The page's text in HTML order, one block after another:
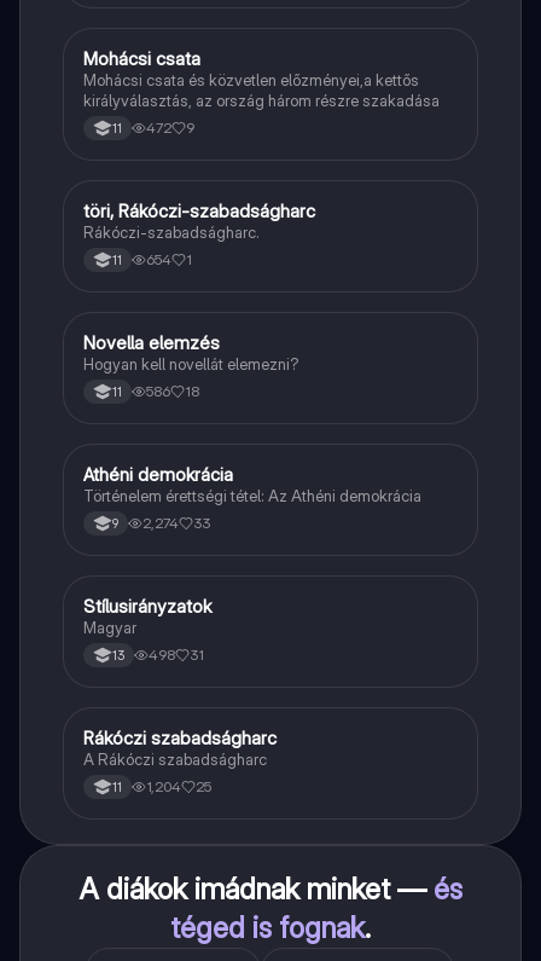
Töri
Mohácsi csata
Mohácsi csata és közvetlen előzményei,a kettős
királyválasztás, az ország három részre szakadása
11 472 9
Töri
töri, Rákóczi-szabadságharc
Rákóczi-szabadságharc.
11 654 1
Magyar
Novella elemzés
Hogyan kell novellát elemezni?
11 586 18
Töri
Athéni demokrácia
Történelem érettségi tétel: Az Athéni demokrácia
9 2,274 33
Magyar
Stílusirányzatok
Magyar
13 498 31
Töri
Rákóczi szabadságharc
A Rákóczi szabadságharc
11 1,204 25
A diákok imádnak minket — és
téged is fognak.